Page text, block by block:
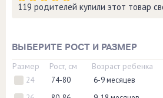
119 родителей купили этот товар
ВЫБЕРИТЕ РОСТ И РАЗМЕР
Размер Рост, см Возраст ребенка
24 74-80 6-9 месяцев